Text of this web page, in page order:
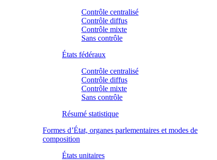
Contrôle centralisé
Contrôle diffus
Contrôle mixte
Sans contrôle
États fédéraux
Contrôle centralisé
Contrôle diffus
Contrôle mixte
Sans contrôle
Résumé statistique
Formes d’État, organes parlementaires et modes de
composition
États unitaires